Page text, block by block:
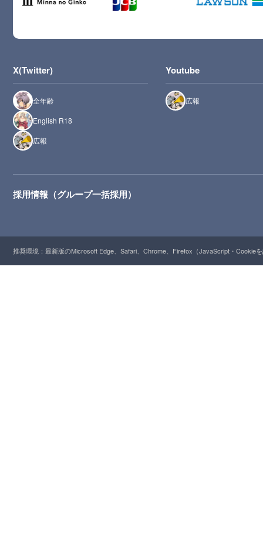
X(Twitter)
全年齢
English R18
広報
Youtube
広報
採用情報（グループ一括採用）
推奨環境：最新版のMicrosoft Edge、Safari、Chrome、Firefox（JavaScript・Cookie